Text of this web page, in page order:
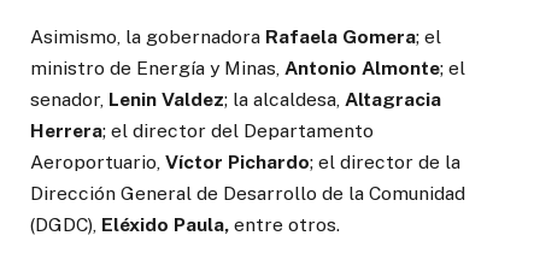
Asimismo, la gobernadora Rafaela Gomera; el
ministro de Energía y Minas, Antonio Almonte; el
senador, Lenin Valdez; la alcaldesa, Altagracia
Herrera; el director del Departamento
Aeroportuario, Víctor Pichardo; el director de la
Dirección General de Desarrollo de la Comunidad
(DGDC), Eléxido Paula, entre otros.